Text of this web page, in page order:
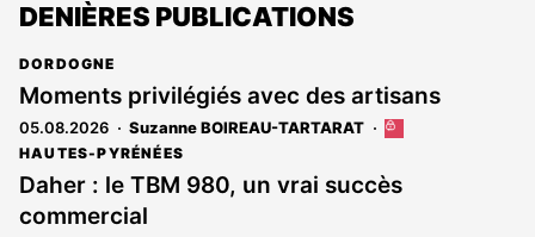
DENIÈRES PUBLICATIONS
DORDOGNE
Moments privilégiés avec des artisans
05.08.2026 Suzanne BOIREAU-TARTARAT
Cet
est
réservé
HAUTES-PYRÉNÉES
Daher : le TBM 980, un vrai succès
commercial